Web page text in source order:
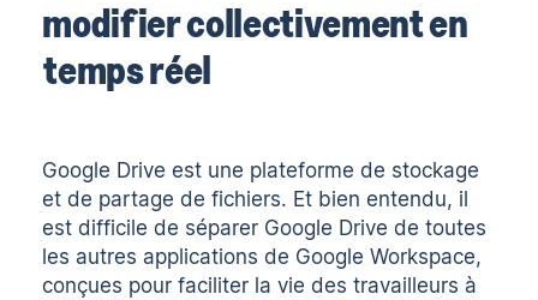
modifier collectivement en
temps réel
Google Drive est une plateforme de stockage
et de partage de fichiers. Et bien entendu, il
est difficile de séparer Google Drive de toutes
les autres applications de Google Workspace,
conçues pour faciliter la vie des travailleurs à